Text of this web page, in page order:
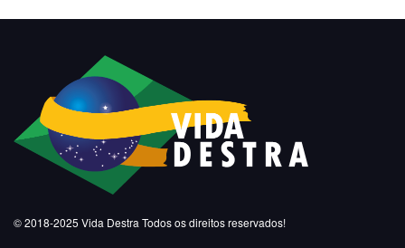
© 2018-2025 Vida Destra Todos os direitos reservados!